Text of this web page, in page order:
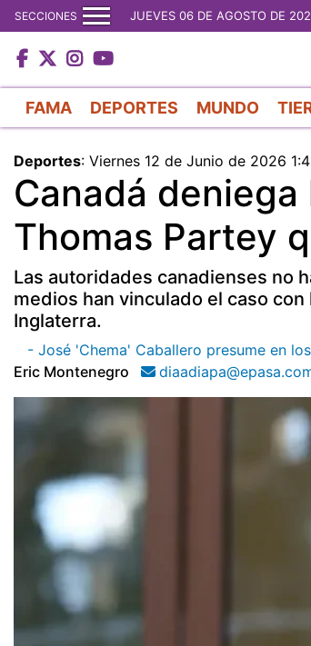
SECCIONES JUEVES 06 DE AGOSTO DE
FAMA DEPORTES MUNDO
Deportes: Viernes 12 de Junio de 2026
Canadá
Thomas Partey
Las autoridades canadienses no
medios han vinculado el caso
Inglaterra.
- José 'Chema' Caballero presume en
Eric Montenegro